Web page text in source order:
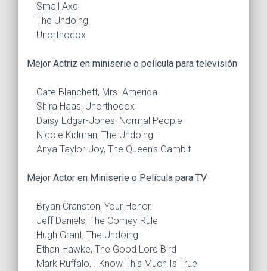
Small Axe
The Undoing
Unorthodox
Mejor Actriz en miniserie o película para televisión
Cate Blanchett, Mrs. America
Shira Haas, Unorthodox
Daisy Edgar-Jones, Normal People
Nicole Kidman, The Undoing
Anya Taylor-Joy, The Queen’s Gambit
Mejor Actor en Miniserie o Película para TV
Bryan Cranston, Your Honor
Jeff Daniels, The Comey Rule
Hugh Grant, The Undoing
Ethan Hawke, The Good Lord Bird
Mark Ruffalo, I Know This Much Is True